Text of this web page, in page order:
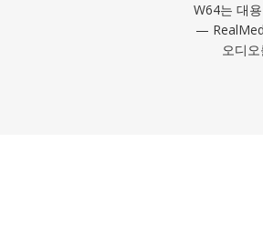
W64는 대
—
오디